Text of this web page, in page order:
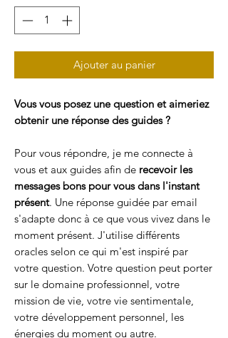
Ajouter au panier
Vous vous posez une question et aimeriez
obtenir une réponse des guides ?
Pour vous répondre, je me connecte à
vous et aux guides afin de recevoir les
messages bons pour vous dans l'instant
présent. Une réponse guidée par email
s'adapte donc à ce que vous vivez dans le
moment présent. J'utilise différents
oracles selon ce qui m'est inspiré par
votre question. Votre question peut porter
sur le domaine professionnel, votre
mission de vie, votre vie sentimentale,
votre développement personnel, les
énergies du moment ou autre.